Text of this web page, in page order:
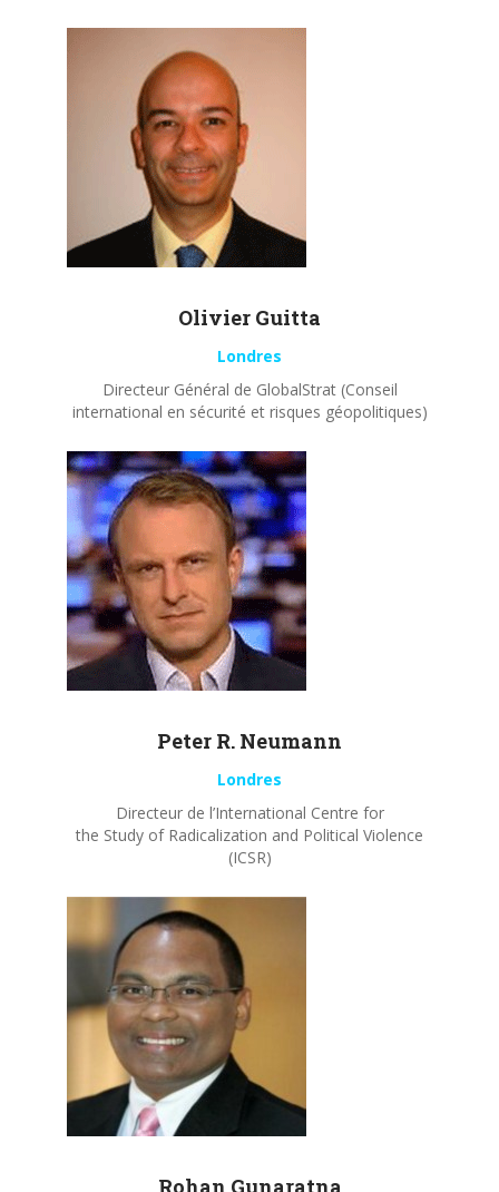
Olivier Guitta
Londres
Directeur Général de GlobalStrat (Conseil
international en sécurité et risques géopolitiques)
Peter R. Neumann
Londres
Directeur de l’International Centre for
the Study of Radicalization and Political Violence
(ICSR)
Rohan Gunaratna